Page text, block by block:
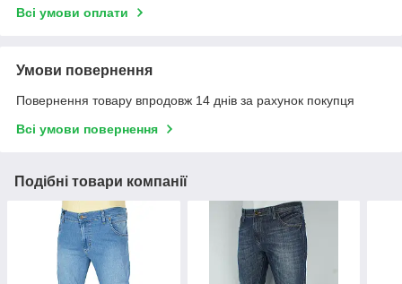
Всі умови оплати
Умови повернення
Повернення товару впродовж 14 днів за рахунок покупця
Всі умови повернення
Подібні товари компанії